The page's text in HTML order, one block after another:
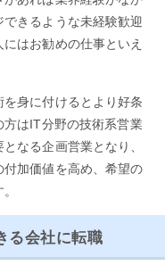
きるような未経験歓迎
はお勧めの仕事といえ
身に付けるとより好条
はIT分野の技術系営業
なる企画営業となり、
加価値を高め、希望の
る会社に転職